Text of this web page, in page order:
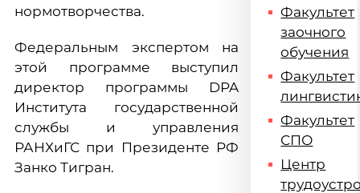
нормотворчества.
Федеральным экспертом на
этой программе выступил
директор программы DPA
Института государственной
службы и управления
РАНХиГС при Президенте РФ
Занко Тигран.
Факультет
заочного
обучения
Факультет
Факультет
СПО
Центр